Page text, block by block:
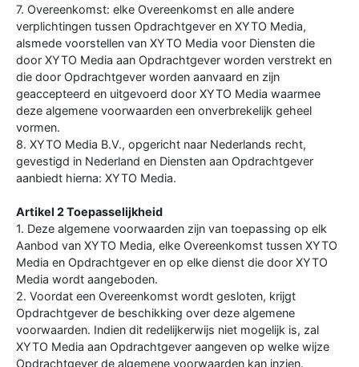
7. Overeenkomst: elke Overeenkomst en alle andere
verplichtingen tussen Opdrachtgever en XYTO Media,
alsmede voorstellen van XYTO Media voor Diensten die
door XYTO Media aan Opdrachtgever worden verstrekt en
die door Opdrachtgever worden aanvaard en zijn
geaccepteerd en uitgevoerd door XYTO Media waarmee
deze algemene voorwaarden een onverbrekelijk geheel
vormen.
8. XYTO Media B.V., opgericht naar Nederlands recht,
gevestigd in Nederland en Diensten aan Opdrachtgever
aanbiedt hierna: XYTO Media.
Artikel 2 Toepasselijkheid
1. Deze algemene voorwaarden zijn van toepassing op elk
Aanbod van XYTO Media, elke Overeenkomst tussen XYTO
Media en Opdrachtgever en op elke dienst die door XYTO
Media wordt aangeboden.
2. Voordat een Overeenkomst wordt gesloten, krijgt
Opdrachtgever de beschikking over deze algemene
voorwaarden. Indien dit redelijkerwijs niet mogelijk is, zal
XYTO Media aan Opdrachtgever aangeven op welke wijze
Opdrachtgever de algemene voorwaarden kan inzien.